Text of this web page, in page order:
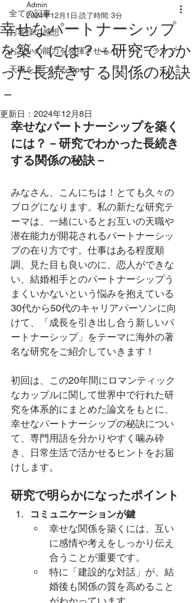
全ての記事
お客様の感想
お互いの能力を発揮させるパートナーシップ
天職を見つけるTips
幸せなパートナーシップ
を築くには？－研究でわか
った長続きする関係の秘訣
－
Admin
2024年12月1日 読了時間: 3分
更新日： 2024年12月8日
幸せなパートナーシップを築く
には？－研究でわかった長続き
する関係の秘訣－
みなさん、こんにちは！とても久々の
ブログになります。私の新たな研究テ
ーマは、一緒にいるとお互いの天職や
潜在能力が開花されるパートナーシッ
プの在り方です。仕事はある程度順
調、見た目も良いのに、恋人ができな
い、結婚相手とのパートナーシップう
まくいかないという悩みを抱えている
30代から50代のキャリアパーソンに向
けて、「成長を引き出し合う新しいパ
ートナーシップ」をテーマに海外の著
名な研究をご紹介していきます！
初回は、この20年間にロマンティック
なカップルに関して世界中で行れた研
究を体系的にまとめた論文をもとに、
幸せなパートナーシップの秘訣につい
て、専門用語を分かりやすく噛み砕
き、日常生活で活かせるヒントをお届
けします。
研究で明らかになったポイント
コミュニケーションが鍵
幸せな関係を築くには、互い
に感情や考えをしっかり伝え
合うことが重要です。
特に「建設的な対話」が、結
婚後も関係の質を高めること